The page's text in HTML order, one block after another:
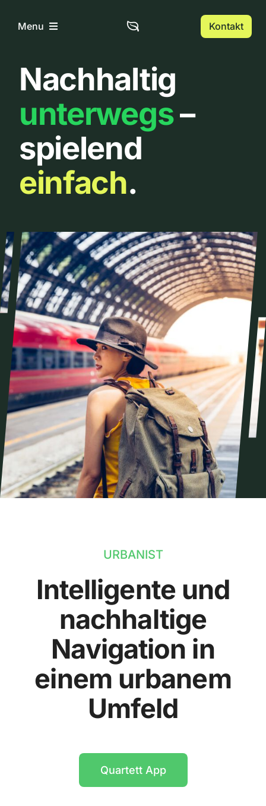
InhaltMenu
Home
Über uns
Urbanlist
Kontakt
Nachhaltig
unterwegs–
spielend
einfach.
URBANIST
Intelligente und
nachhaltige
Navigation in
einem urbanem
Umfeld
Quartett App